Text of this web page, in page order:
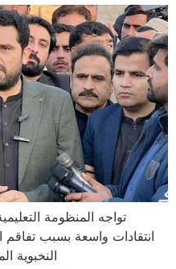
تواجه المنظومة
انتقادات واسعة بسبب تفاقم
النخبوية